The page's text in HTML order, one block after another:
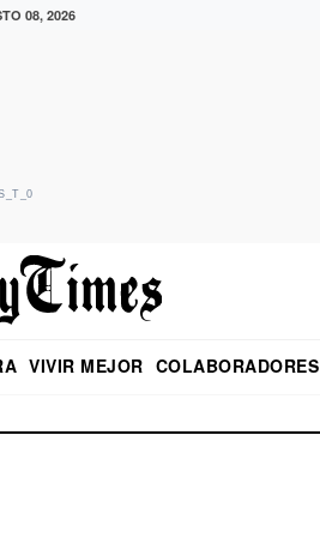
08, 2026
VIVIR MEJOR COLABORADORES